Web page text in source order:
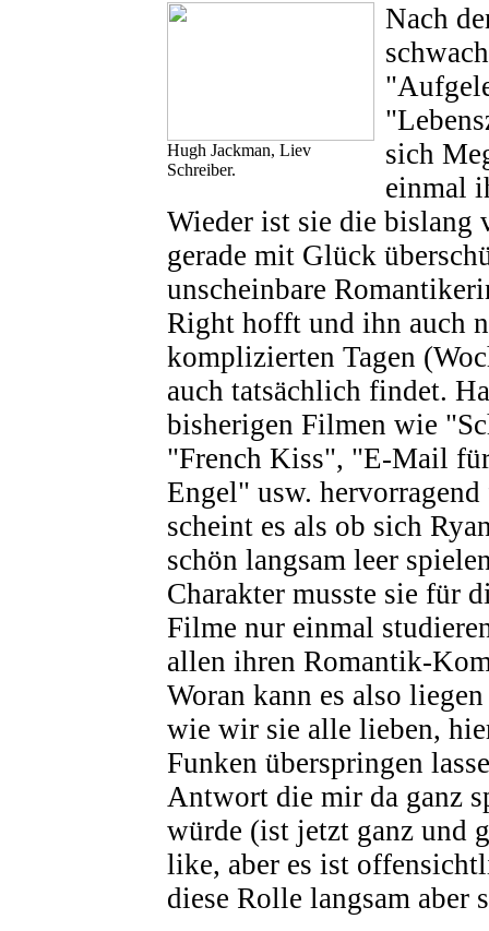
Hugh Jackman, Liev
Schreiber.
Nach
sich
einmal
Wieder ist sie die bislang
gerade mit Glück
unscheinbare
Right hofft und ihn auch
komplizierten Tagen
auch tatsächlich findet.
bisherigen Filmen wie
"French Kiss", "E-Mail
Engel" usw.
scheint es als ob sich
schön langsam leer
Charakter musste sie für
Filme nur einmal
allen ihren Romantik-
Woran kann es also
wie wir sie alle lieben,
Funken überspringen
Antwort die mir da ganz
würde (ist jetzt ganz und
like, aber es ist
diese Rolle langsam aber